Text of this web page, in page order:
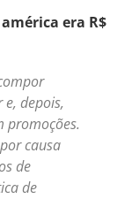
era R$
depois,
promoções.
causa
de
de